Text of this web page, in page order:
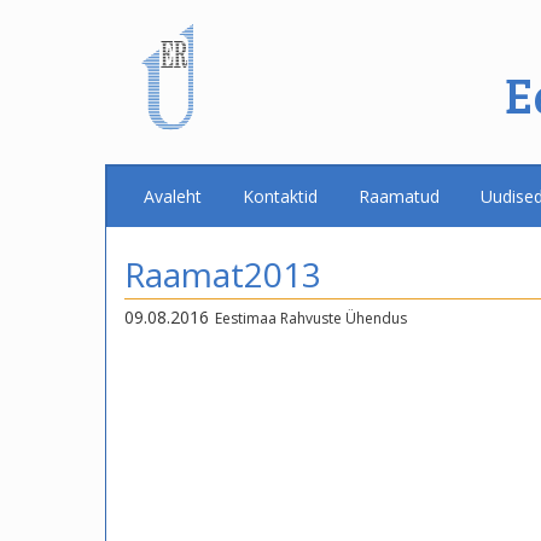
Avaleht Kontaktid Raamatud Uudised
Raamat2013
09.08.2016 Eestimaa Rahvuste Ühendus